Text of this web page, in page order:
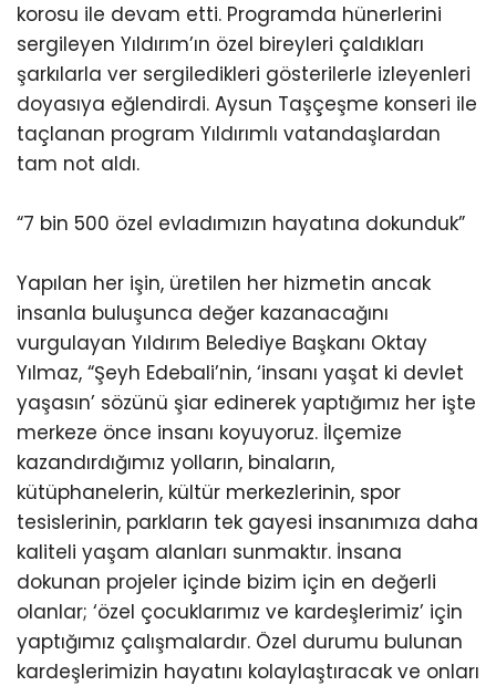
korosu ile devam etti. Programda hünerlerini
sergileyen Yıldırım’ın özel bireyleri çaldıkları
şarkılarla ver sergiledikleri gösterilerle izleyenleri
doyasıya eğlendirdi. Aysun Taşçeşme konseri ile
taçlanan program Yıldırımlı vatandaşlardan
tam not aldı.
“7 bin 500 özel evladımızın hayatına dokunduk”
Yapılan her işin, üretilen her hizmetin ancak
insanla buluşunca değer kazanacağını
vurgulayan Yıldırım Belediye Başkanı Oktay
Yılmaz, “Şeyh Edebali’nin, ‘insanı yaşat ki devlet
yaşasın’ sözünü şiar edinerek yaptığımız her işte
merkeze önce insanı koyuyoruz. İlçemize
kazandırdığımız yolların, binaların,
kütüphanelerin, kültür merkezlerinin, spor
tesislerinin, parkların tek gayesi insanımıza daha
kaliteli yaşam alanları sunmaktır. İnsana
dokunan projeler içinde bizim için en değerli
olanlar; ‘özel çocuklarımız ve kardeşlerimiz’ için
yaptığımız çalışmalardır. Özel durumu bulunan
kardeşlerimizin hayatını kolaylaştıracak ve onları